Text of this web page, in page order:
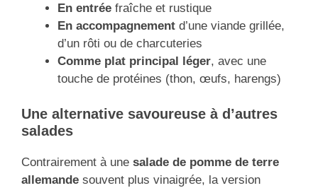
En entrée fraîche et rustique
En accompagnement d’une viande grillée,
d’un rôti ou de charcuteries
Comme plat principal léger, avec une
touche de protéines (thon, œufs, harengs)
Une alternative savoureuse à d’autres
salades
Contrairement à une salade de pomme de terre
allemande souvent plus vinaigrée, la version